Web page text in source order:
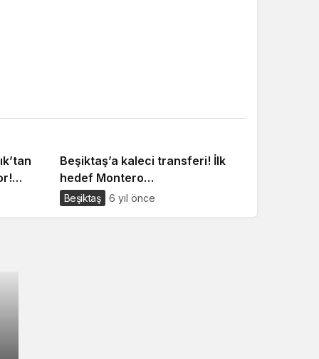
Beşiktaş’a kaleci transferi! İlk
hedef Montero…
Beşiktaş 6 yıl önce